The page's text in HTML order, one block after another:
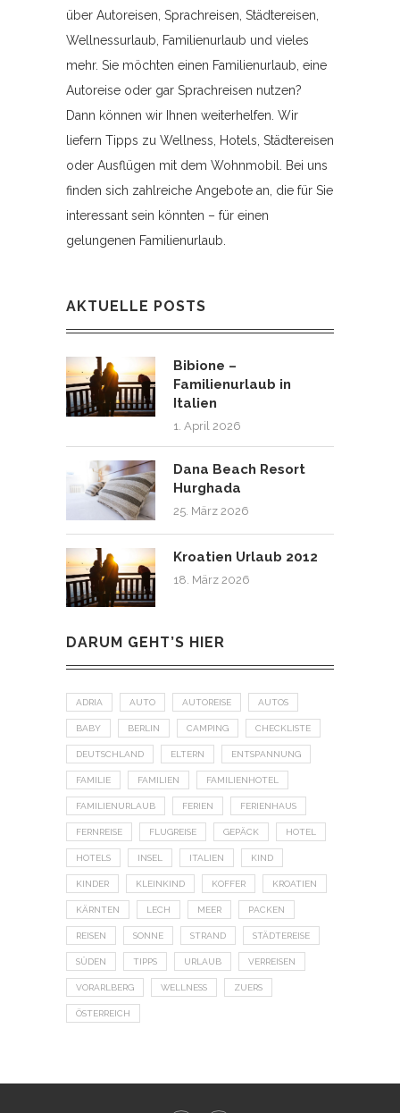
über Autoreisen, Sprachreisen, Städtereisen,
Wellnessurlaub, Familienurlaub und vieles
mehr. Sie möchten einen Familienurlaub, eine
Autoreise oder gar Sprachreisen nutzen?
Dann können wir Ihnen weiterhelfen. Wir
liefern Tipps zu Wellness, Hotels, Städtereisen
oder Ausflügen mit dem Wohnmobil. Bei uns
finden sich zahlreiche Angebote an, die für Sie
interessant sein könnten – für einen
gelungenen Familienurlaub.
AKTUELLE POSTS
Bibione –
Familienurlaub in
Italien
1. April 2026
Dana Beach Resort
Hurghada
25. März 2026
Kroatien Urlaub 2012
18. März 2026
DARUM GEHT’S HIER
ADRIA AUTO AUTOREISE AUTOS
BABY BERLIN CAMPING CHECKLISTE
DEUTSCHLAND ELTERN ENTSPANNUNG
FAMILIE FAMILIEN FAMILIENHOTEL
FAMILIENURLAUB FERIEN FERIENHAUS
FERNREISE FLUGREISE GEPÄCK HOTEL
HOTELS INSEL ITALIEN KIND
KINDER KLEINKIND KOFFER KROATIEN
KÄRNTEN LECH MEER PACKEN
REISEN SONNE STRAND STÄDTEREISE
SÜDEN TIPPS URLAUB VERREISEN
VORARLBERG WELLNESS ZUERS
ÖSTERREICH